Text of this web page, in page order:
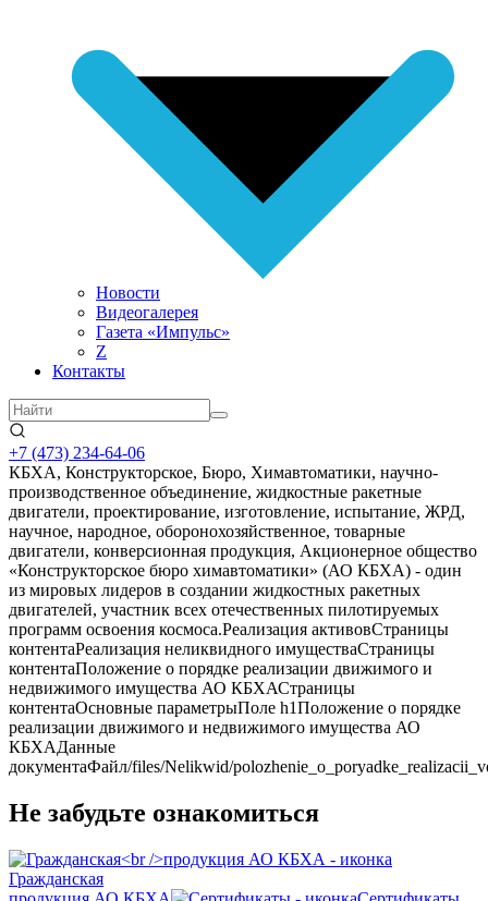
Новости
Видеогалерея
Газета «Импульс»
Z
Контакты
+7 (473) 234-64-06
КБХА, Конструкторское, Бюро, Химавтоматики, научно-
производственное объединение, жидкостные ракетные
двигатели, проектирование, изготовление, испытание, ЖРД,
научное, народное, оборонохозяйственное, товарные
двигатели, конверсионная продукция, Акционерное общество
«Конструкторское бюро химавтоматики» (АО КБХА) - один
из мировых лидеров в создании жидкостных ракетных
двигателей, участник всех отечественных пилотируемых
программ освоения космоса.Реализация активовСтраницы
контентаРеализация неликвидного имуществаСтраницы
контентаПоложение о порядке реализации движимого и
недвижимого имущества АО КБХАСтраницы
контентаОсновные параметрыПоле h1Положение о порядке
реализации движимого и недвижимого имущества АО
КБХАДанные
документаФайл/files/Nelikwid/
Не забудьте ознакомиться
Гражданская